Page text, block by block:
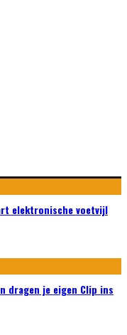
elektronische voetvijl
dragen je eigen Clip ins